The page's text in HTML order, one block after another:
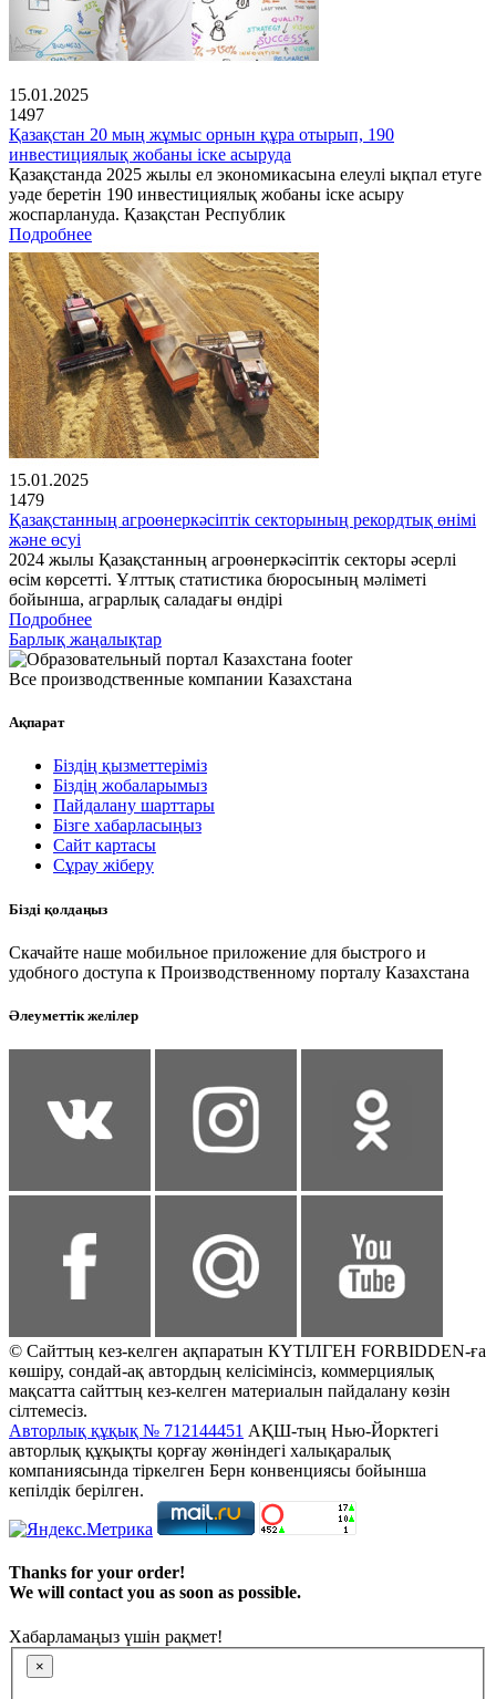
15.01.2025
1497
Қазақстан 20 мың жұмыс орнын құра отырып, 190
инвестициялық жобаны іске асыруда
Қазақстанда 2025 жылы ел экономикасына елеулі ықпал етуге
уәде беретін 190 инвестициялық жобаны іске асыру
жоспарлануда. Қазақстан Республик
Подробнее
15.01.2025
1479
Қазақстанның агроөнеркәсіптік секторының рекордтық өнімі
және өсуі
2024 жылы Қазақстанның агроөнеркәсіптік секторы әсерлі
өсім көрсетті. Ұлттық статистика бюросының мәліметі
бойынша, аграрлық саладағы өндірі
Подробнее
Барлық жаңалықтар
Все производственные компании Казахстана
Ақпарат
Біздің қызметтеріміз
Біздің жобаларымыз
Пайдалану шарттары
Бізге хабарласыңыз
Сайт картасы
Сұрау жіберу
Бізді қолдаңыз
Скачайте наше мобильное приложение для быстрого и
удобного доступа к Производственному порталу Казахстана
Әлеуметтік желілер
© Сайттың кез-келген ақпаратын КҮТІЛГЕН FORBIDDEN-ға
көшіру, сондай-ақ автордың келісімінсіз, коммерциялық
мақсатта сайттың кез-келген материалын пайдалану көзін
сілтемесіз.
Авторлық құқық № 712144451 АҚШ-тың Нью-Йорктегі
авторлық құқықты қорғау жөніндегі халықаралық
компаниясында тіркелген Берн конвенциясы бойынша
кепілдік берілген.
Thanks for your order!
We will contact you as soon as possible.
Хабарламаңыз үшін рақмет!
×